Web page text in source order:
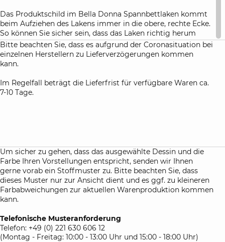
Das Produktschild im Bella Donna Spannbettlaken kommt
beim Aufziehen des Lakens immer in die obere, rechte Ecke.
So können Sie sicher sein, dass das Laken richtig herum
aufgezogen ist.
Diese Bettlaken sind besonders als Spannbettlaken für
finden Sie das passende Spannbettlaken für Ihr
Boxspringbett.
kleines Hand-Muster zu, damit Sie die Farben und die
Qualität des Stoffes begutachten können.
Atelierservice:
auf Anfrage lassen wir gerne für Sie Spannbetttücher auch
in Sondermaßen für Sie anfertigen. Bitte beachten Sie die
Lieferzeit sowie besonderen Rückgabebedingungen für
maßangefertigte Bettlaken.
Bitte beachten Sie, dass es aufgrund der Coronasituation bei
einzelnen Herstellern zu Lieferverzögerungen kommen
kann.
Im Regelfall beträgt die Lieferfrist für verfügbare Waren ca.
7-10 Tage.
Um sicher zu gehen, dass das ausgewählte Dessin und die
Farbe Ihren Vorstellungen entspricht, senden wir Ihnen
gerne vorab ein Stoffmuster zu. Bitte beachten Sie, dass
dieses Muster nur zur Ansicht dient und es ggf. zu kleineren
Farbabweichungen zur aktuellen Warenproduktion kommen
kann.
Telefonische Musteranforderung
Telefon: +49 (0) 221 630 606 12
(Montag - Freitag: 10:00 - 13:00 Uhr und 15:00 - 18:00 Uhr)